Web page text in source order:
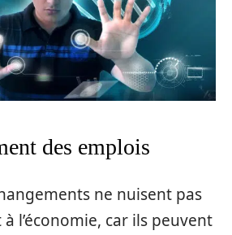
des emplois
ne nuisent pas
l’économie, car ils peuvent